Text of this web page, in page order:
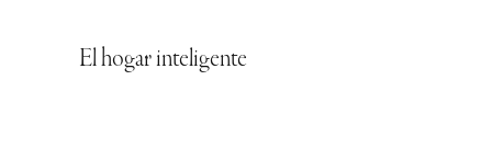
El hogar inteligente